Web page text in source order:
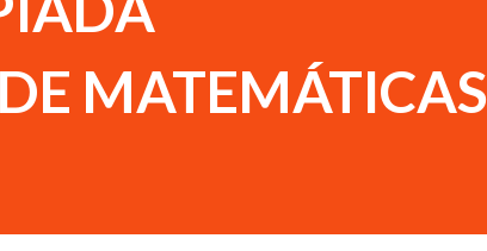
MATEMÁTICAS